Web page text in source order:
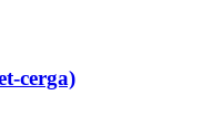
cerga)